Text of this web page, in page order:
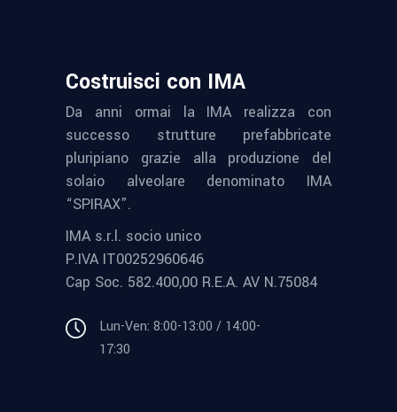
Costruisci con IMA
Da anni ormai la IMA realizza con
successo strutture prefabbricate
pluripiano grazie alla produzione del
solaio alveolare denominato IMA
“SPIRAX”.
IMA s.r.l. socio unico
P.IVA IT00252960646
Cap Soc. 582.400,00 R.E.A. AV N.75084
Lun-Ven: 8:00-13:00 / 14:00-
17:30